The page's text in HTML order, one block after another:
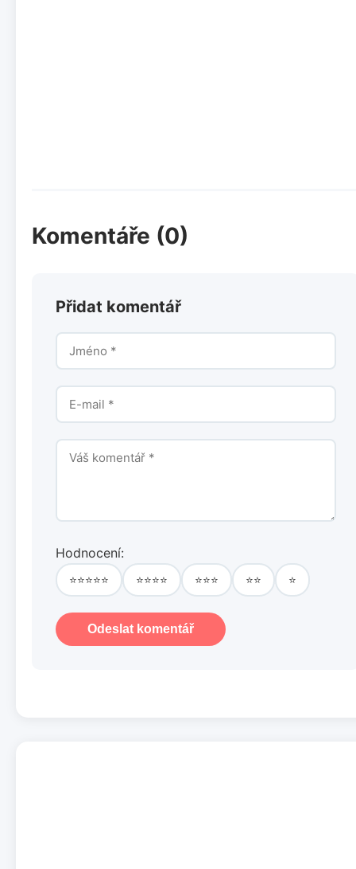
Komentáře (0)
Přidat komentář
Hodnocení:
⭐⭐⭐⭐⭐ ⭐⭐⭐⭐ ⭐⭐⭐ ⭐⭐ ⭐
Odeslat komentář